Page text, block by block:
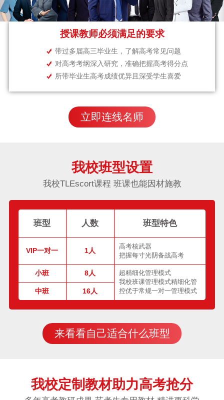
授课教师必须满足的要求
带过多届高三毕业生，了解高考常见问题
对高考考纲深入研究，准确把握高考得分点
所带毕业生高考成绩优异且深受学生喜爱
立即连线名师
我校班型设置
我校TLEscort课程 班课也能因材施教
班型 人数 班型特色
VIP一对一 1人
高考核武器
把握每寸光阴备战高考
小班 8人
超精细化管理模式
我校班课管理模式精细化管
控优于常规一对一管理模式
中班 16人
来看看自己适合什么班型
我校定制教材助力高考抢分